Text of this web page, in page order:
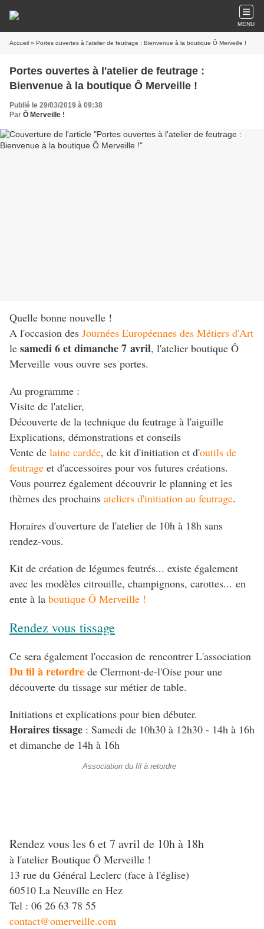
MENU
Accueil » Portes ouvertes à l'atelier de feutrage : Bienvenue à la boutique Ô Merveille !
Portes ouvertes à l'atelier de feutrage :
Bienvenue à la boutique Ô Merveille !
Publié le 29/03/2019 à 09:38
Par Ô Merveille !
Quelle bonne nouvelle !
A l'occasion des Journées Européennes des Métiers d'Art
le samedi 6 et dimanche 7 avril, l'atelier boutique Ô
Merveille vous ouvre ses portes.
Au programme :
Visite de l'atelier,
Découverte de la technique du feutrage à l'aiguille
Explications, démonstrations et conseils
Vente de laine cardée, de kit d'initiation et d'outils de
feutrage et d'accessoires pour vos futures créations.
Vous pourrez également découvrir le planning et les
thèmes des prochains ateliers d'initiation au feutrage.
Horaires d'ouverture de l'atelier de 10h à 18h sans
rendez-vous.
Kit de création de légumes feutrés... existe également
avec les modèles citrouille, champignons, carottes... en
ente à la boutique Ô Merveille !
Rendez vous tissage
Ce sera également l'occasion de rencontrer L'association
Du fil à retordre de Clermont-de-l'Oise pour une
découverte du tissage sur métier de table.
Initiations et explications pour bien débuter.
Horaires tissage : Samedi de 10h30 à 12h30 - 14h à 16h
et dimanche de 14h à 16h
Association du fil à retordre
Rendez vous les 6 et 7 avril de 10h à 18h
à l'atelier Boutique Ô Merveille !
13 rue du Général Leclerc (face à l'église)
60510 La Neuville en Hez
Tel : 06 26 63 78 55
contact@omerveille.com